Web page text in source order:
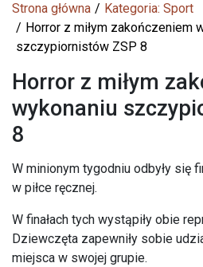
Strona główna
Kategoria: Sport
Horror z miłym zakończeniem
szczypiornistów ZSP 8
Horror z miłym
wykonaniu
8
W minionym tygodniu odbyły się
w piłce ręcznej.
W finałach tych wystąpiły obie
Dziewczęta zapewniły sobie
miejsca w swojej grupie.